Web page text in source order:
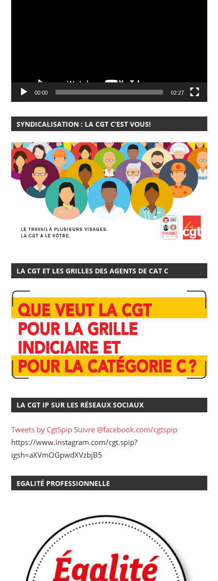
00:00 02:27
SYNDICALISATION : LA CGT C’EST VOUS!
LA CGT ET LES GRILLES DES AGENTS DE CAT C
LA CGT IP SUR LES RÉSEAUX SOCIAUX
Tweets by CgtSpip Suivre @facebook.com/cgtspip
https://www.instagram.com/cgt.spip?
igsh=aXVmOGpwdXVzbjB5
EGALITÉ PROFESSIONNELLE